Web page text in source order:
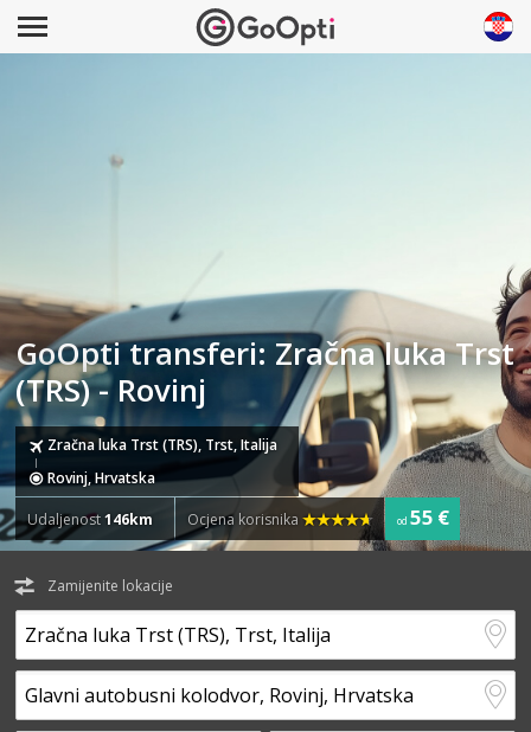
GoOpti transferi: Zračna luka Trst
(TRS) - Rovinj
Zračna luka Trst (TRS), Trst, Italija
Rovinj, Hrvatska
Udaljenost146km Ocjena korisnika od 55 €
Zamijenite lokacije